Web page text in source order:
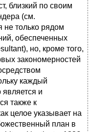
близкий по своим
(см.
не только рядом
обеспеченных
но, кроме того,
закономерностей
каждый
и
также к
целое указывает на
план в